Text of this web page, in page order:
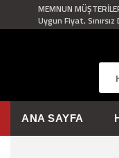
MEMNUN
Uygun Fiyat,
ANA SAYFA